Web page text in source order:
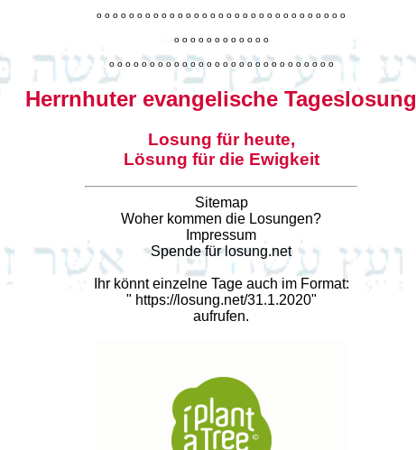
o o o o o o o o o o o o o o o o o o o o o o o o o o o o o o o
o o o o o o o o o o o o
o o o o o o o o o o o o o o o o o o o o o o o o o o o o
Herrnhuter evangelische Tageslosung
Losung für heute,
Lösung für die Ewigkeit
Sitemap
Woher kommen die Losungen?
Impressum
Spende für losung.net
Ihr könnt einzelne Tage auch im Format:
" https://losung.net/31.1.2020"
aufrufen.